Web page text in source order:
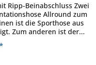
Ripp-Beinabschluss Zwei
Allround zum
ist die Sporthose aus
Zum anderen ist der...